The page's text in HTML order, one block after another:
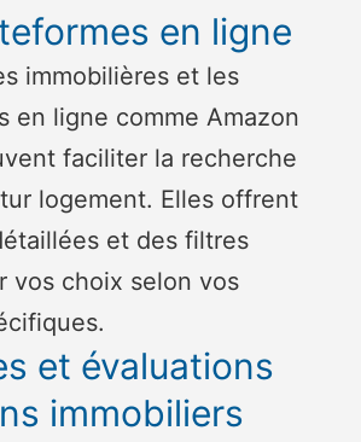
en ligne
immobilières et les
en ligne comme Amazon
faciliter la recherche
logement. Elles offrent
et des filtres
vos choix selon vos
et évaluations
immobiliers